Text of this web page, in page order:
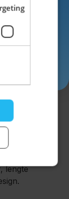
de
we
in
lengte